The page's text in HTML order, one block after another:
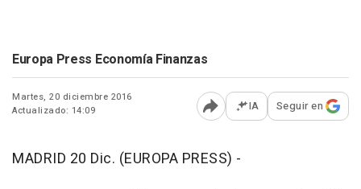
Europa Press Economía Finanzas
Martes, 20 diciembre 2016
Actualizado: 14:09
Abrir opciones para
IA Seguir en
MADRID 20 Dic. (EUROPA PRESS) -